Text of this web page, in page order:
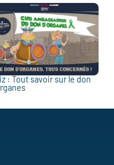
: Tout savoir sur le don